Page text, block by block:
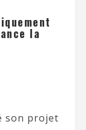
la
son projet